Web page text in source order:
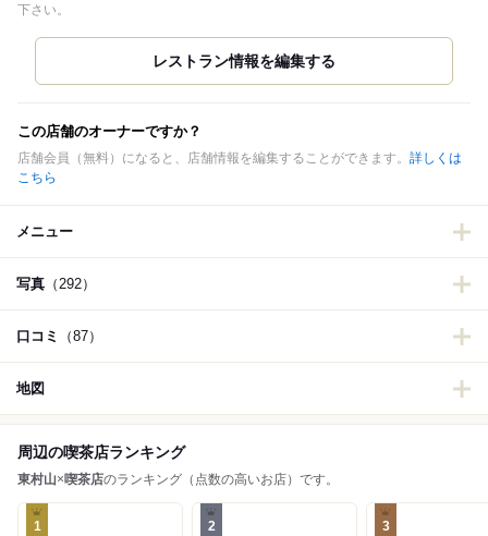
下さい。
この店舗のオーナーですか？
店舗会員（無料）になると、店舗情報を編集することができます。 詳しくは
こちら
メニュー
写真 （292）
口コミ （87）
地図
周辺の喫茶店ランキング
東村山×喫茶店のランキング（点数の高いお店）です。
1 2 3